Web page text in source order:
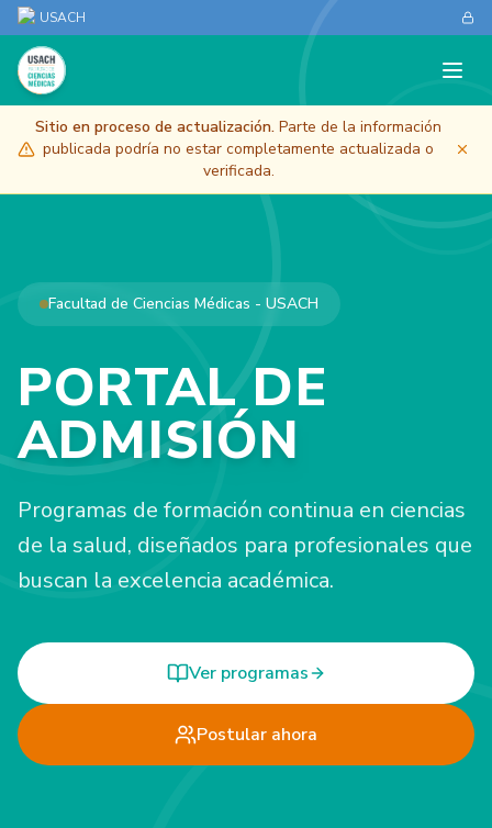
USACH
Sitio en proceso de actualización. Parte de la información
publicada podría no estar completamente actualizada o
verificada.
Facultad de Ciencias Médicas - USACH
PORTAL DE
ADMISIÓN
Programas de formación continua en ciencias
de la salud, diseñados para profesionales que
buscan la excelencia académica.
Ver programas
Postular ahora